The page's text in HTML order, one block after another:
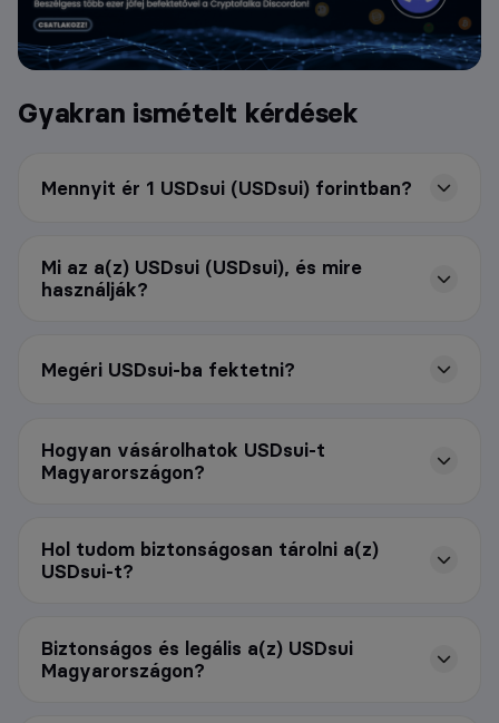
Gyakran ismételt kérdések
Mennyit ér 1 USDsui (USDsui) forintban?
Mi az a(z) USDsui (USDsui), és mire
használják?
Megéri USDsui-ba fektetni?
Hogyan vásárolhatok USDsui-t
Magyarországon?
Hol tudom biztonságosan tárolni a(z)
USDsui-t?
Biztonságos és legális a(z) USDsui
Magyarországon?